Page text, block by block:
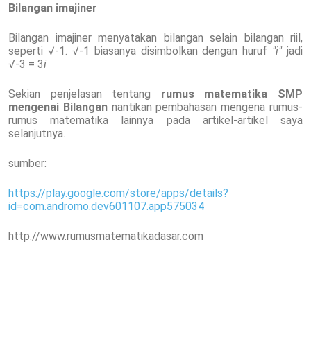
Bilangan imajiner
Bilangan imajiner menyatakan bilangan selain bilangan riil,
seperti √-1. √-1 biasanya disimbolkan dengan huruf "i" jadi
√-3 = 3i
Sekian penjelasan tentang rumus matematika SMP
mengenai Bilangannantikan pembahasan mengena rumus-
rumus matematika lainnya pada artikel-artikel saya
selanjutnya.
sumber:
https://play.google.com/store/apps/details?
id=com.andromo.dev601107.app575034
http://www.rumusmatematikadasar.com